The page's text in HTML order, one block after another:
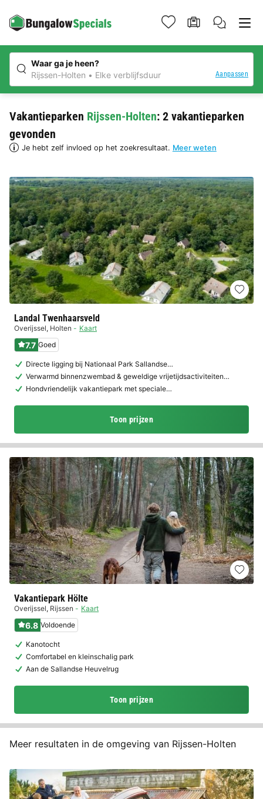
Waar ga je heen?
Rijssen-Holten
Elke verblijfsduur Aanpassen
Vakantieparken Rijssen-Holten: 2 vakantieparken
gevonden
Je hebt zelf invloed op het zoekresultaat. Meer weten
Landal Twenhaarsveld
Overijssel, Holten Kaart
7.7 Goed
Directe ligging bij Nationaal Park Sallandse…
Verwarmd binnenzwembad & geweldige vrijetijdsactiviteiten…
Hondvriendelijk vakantiepark met speciale…
Toon prijzen
Vakantiepark Hölte
Overijssel, Rijssen Kaart
6.8 Voldoende
Kanotocht
Comfortabel en kleinschalig park
Aan de Sallandse Heuvelrug
Toon prijzen
Meer resultaten in de omgeving van Rijssen-Holten